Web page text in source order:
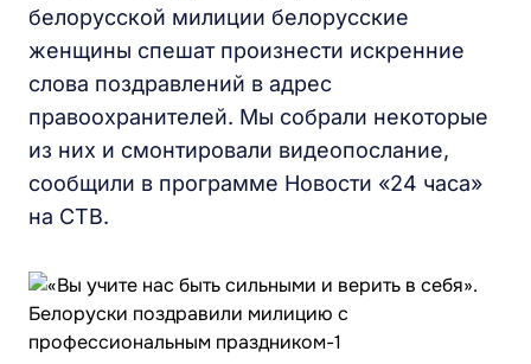
белорусской милиции белорусские
женщины спешат произнести искренние
слова поздравлений в адрес
правоохранителей. Мы собрали некоторые
из них и смонтировали видеопослание,
сообщили в программе Новости «24 часа»
на СТВ.